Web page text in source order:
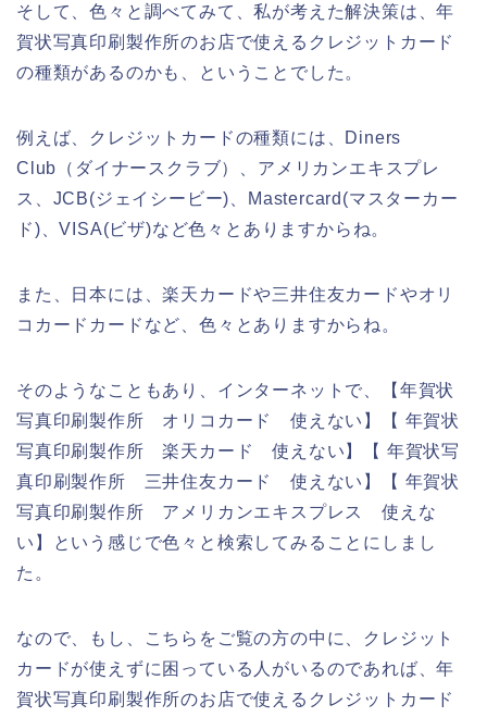
そして、色々と調べてみて、私が考えた解決策は、年
賀状写真印刷製作所のお店で使えるクレジットカード
の種類があるのかも、ということでした。
例えば、クレジットカードの種類には、Diners
Club（ダイナースクラブ）、アメリカンエキスプレ
ス、JCB(ジェイシービー)、Mastercard(マスターカー
ド)、VISA(ビザ)など色々とありますからね。
また、日本には、楽天カードや三井住友カードやオリ
コカードカードなど、色々とありますからね。
そのようなこともあり、インターネットで、【年賀状
写真印刷製作所 オリコカード 使えない】【 年賀状
写真印刷製作所 楽天カード 使えない】【 年賀状写
真印刷製作所 三井住友カード 使えない】【 年賀状
写真印刷製作所 アメリカンエキスプレス 使えな
い】という感じで色々と検索してみることにしまし
た。
なので、もし、こちらをご覧の方の中に、クレジット
カードが使えずに困っている人がいるのであれば、年
賀状写真印刷製作所のお店で使えるクレジットカード